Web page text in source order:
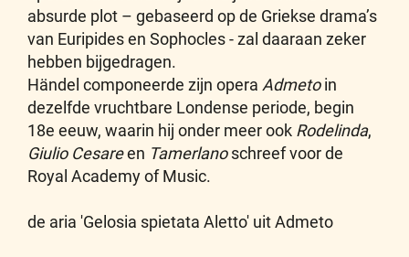
absurde plot – gebaseerd op de Griekse drama’s
van Euripides en Sophocles - zal daaraan zeker
hebben bijgedragen.
Händel componeerde zijn opera Admetoin
dezelfde vruchtbare Londense periode, begin
18e eeuw, waarin hij onder meer ook Rodelinda,
Giulio Cesareen Tamerlanoschreef voor de
Royal Academy of Music.
de aria 'Gelosia spietata Aletto' uit Admeto